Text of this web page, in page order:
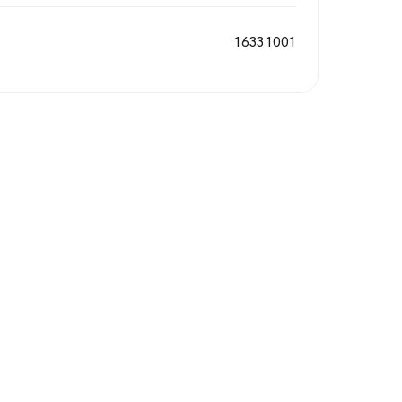
16331001